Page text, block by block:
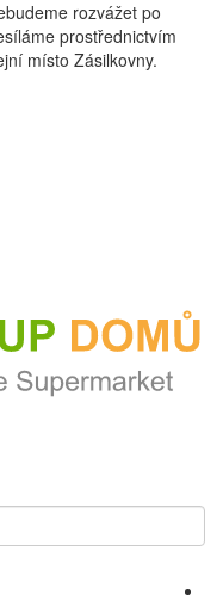
online, Čerstvé potraviny
a okolí doprava zdarma.
rozvážet po
prostřednictvím
místo Zásilkovny.